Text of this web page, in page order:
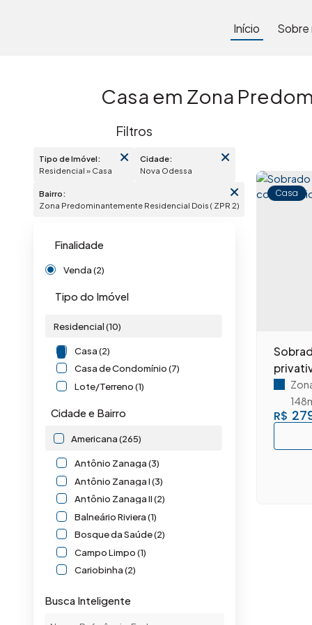
Sobre
Início
Casa em Zona
Tipo de Imóvel:
Residencial » Casa
Cidade:
Nova Odessa
Bairro:
Zona Predominantemente Residencial Dois ( ZPR 2)
Finalidade
Venda (2)
Tipo do Imóvel
Residencial (10)
Casa (2)
Casa de Condomínio (7)
Lote/Terreno (1)
Cidade e Bairro
Americana (265)
Antônio Zanaga (3)
Antônio Zanaga I (3)
Antônio Zanaga II (2)
Balneário Riviera (1)
Bosque da Saúde (2)
Campo Limpo (1)
Cariobinha (2)
Centro (2)
Busca Inteligente
Casa
R$